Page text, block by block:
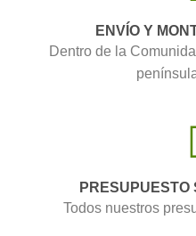
ENVÍO Y
Dentro de la
PRESUPUESTO
Todos nuestros